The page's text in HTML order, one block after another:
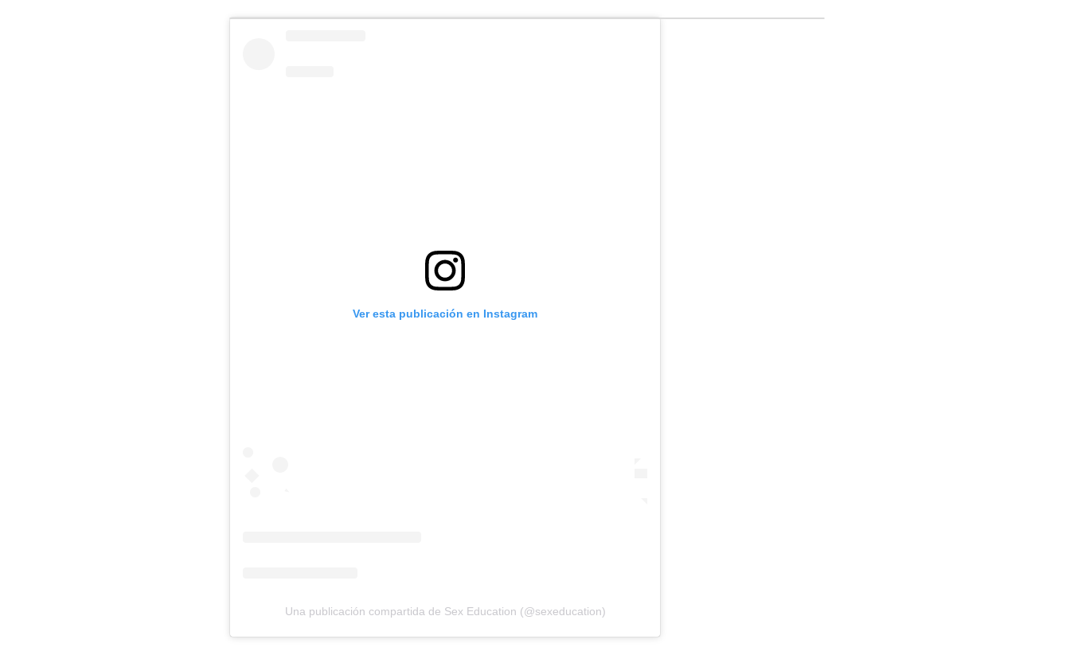
Ver esta publicación en Instagram
Una publicación compartida de Sex Education (@sexeducation)